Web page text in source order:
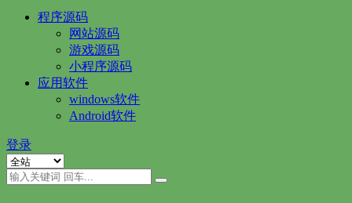
程序源码
网站源码
游戏源码
小程序源码
应用软件
windows软件
Android软件
登录